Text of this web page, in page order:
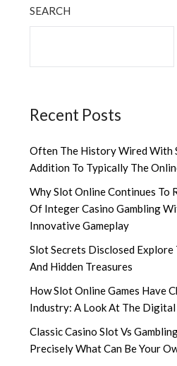
SEARCH
Recent Posts
Often The History Wired With
Addition To Typically The
Why Slot Online Continues To
Of Integer Casino Gambling
Innovative Gameplay
Slot Secrets Disclosed Explore
And Hidden Treasures
How Slot Online Games Have
Industry: A Look At The
Classic Casino Slot Vs
Precisely What Can Be Your